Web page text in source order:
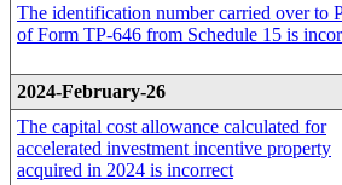
The identification number carried over to
of Form TP-646 from Schedule 15 is
2024-February-26
The capital cost allowance calculated for
accelerated investment incentive property
acquired in 2024 is incorrect